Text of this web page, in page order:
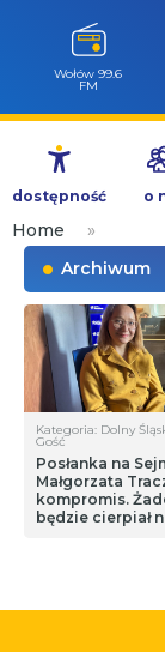
Przejdź
treści
Wołów 99.6
FM
dostępność o
Home
»
Archiwum
Kategoria: Dolny
Gość
Posłanka na
Małgorzata
kompromis.
będzie cierpiał